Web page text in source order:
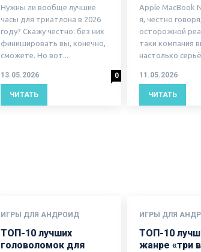
Нужны ли вообще лучшие
часы для триатлона в 2026
году? Скажу честно: без них
финишировать вы, конечно,
сможете. Но вот...
13.05.2026 0
ЧИТАТЬ
Apple MacBook
я, честно
осторожной
таки компания
настолько
11.05.2026
ЧИТАТЬ
ИГРЫ ДЛЯ АНДРОИД
ТОП-10 лучших
головоломок для
ИГРЫ ДЛЯ
ТОП-10
жанре «три